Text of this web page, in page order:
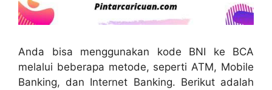
Anda bisa menggunakan kode BNI ke BCA
melalui beberapa metode, seperti ATM, Mobile
Banking, dan Internet Banking. Berikut adalah